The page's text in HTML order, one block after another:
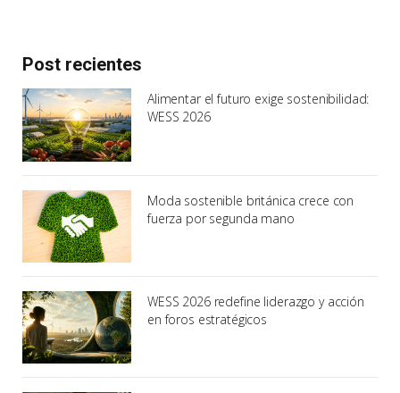
Post recientes
Alimentar el futuro exige sostenibilidad:
WESS 2026
Moda sostenible británica crece con
fuerza por segunda mano
WESS 2026 redefine liderazgo y acción
en foros estratégicos